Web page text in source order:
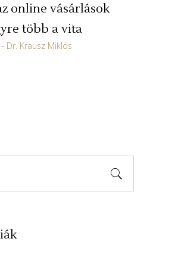
online vásárlások
több a vita
Dr. Krausz Miklós